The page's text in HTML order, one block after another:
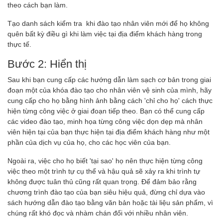
theo cách bạn làm.
Tạo danh sách kiểm tra khi đào tạo nhân viên mới để họ không
quên bất kỳ điều gì khi làm việc tại địa điểm khách hàng trong
thực tế.
Bước 2: Hiển thị
Sau khi bạn cung cấp các hướng dẫn làm sạch cơ bản trong giai
đoạn một của khóa đào tạo cho nhân viên vệ sinh của mình, hãy
cung cấp cho họ bằng hình ảnh bằng cách 'chỉ cho họ' cách thực
hiện từng công việc ở giai đoạn tiếp theo. Bạn có thể cung cấp
các video đào tạo, minh họa từng công việc dọn dẹp mà nhân
viên hiện tại của bạn thực hiện tại địa điểm khách hàng như một
phần của dịch vụ của họ, cho các học viên của bạn.
Ngoài ra, việc cho họ biết 'tại sao' họ nên thực hiện từng công
việc theo một trình tự cụ thể và hậu quả sẽ xảy ra khi trình tự
không được tuân thủ cũng rất quan trọng. Để đảm bảo rằng
chương trình đào tạo của bạn siêu hiệu quả, đừng chỉ dựa vào
sách hướng dẫn đào tạo bằng văn bản hoặc tài liệu sản phẩm, vì
chúng rất khó đọc và nhàm chán đối với nhiều nhân viên.